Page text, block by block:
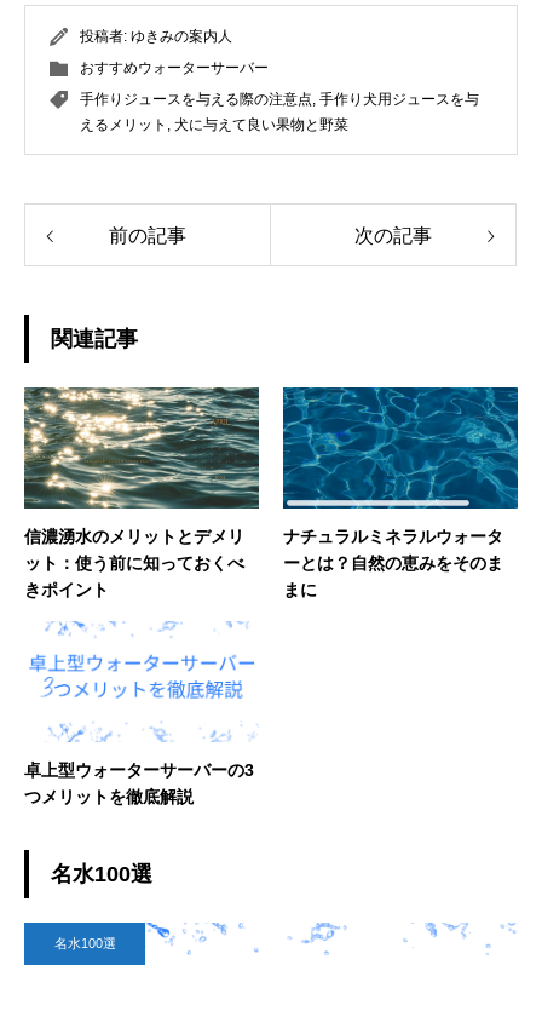
投稿者: ゆきみの案内人
おすすめウォーターサーバー
手作りジュースを与える際の注意点 手作り犬用ジュースを与
えるメリット
犬に与えて良い果物と野菜
前の記事 次の記事
関連記事
信濃湧水のメリットとデメリ
ット：使う前に知っておくべ
きポイント
ナチュラルミネラルウォータ
ーとは？自然の恵みをそのま
まに
卓上型ウォーターサーバーの3
つメリットを徹底解説
名水100選
名水100選